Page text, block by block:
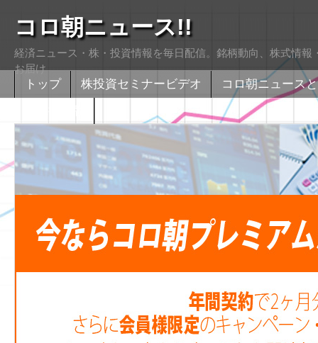
コロ朝ニュース!!
経済ニュース・株・投資情報を毎日配信。銘柄動向、株式情
お届け
トップ 株投資セミナービデオ
コロ朝ニュース